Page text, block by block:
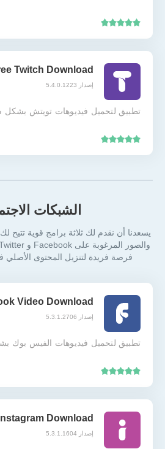
Twitch Download
إصدار 5.4.0.1223
تطبيق لتحميل فيديوهات تويتش بشكل
الشبكات
يسعدنا أن نقدم لك ثلاثة برامج قوية تتيح
فرصة فريدة لتنزيل المحتوى
Video Download
إصدار 5.3.1.2706
تطبيق لتحميل فيديوهات الفيس بوك
Download
إصدار 5.3.1.1604